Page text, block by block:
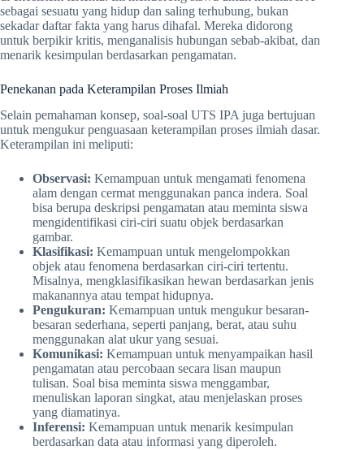
sebagai sesuatu yang hidup dan saling terhubung, bukan
sekadar daftar fakta yang harus dihafal. Mereka didorong
untuk berpikir kritis, menganalisis hubungan sebab-akibat, dan
menarik kesimpulan berdasarkan pengamatan.
Penekanan pada Keterampilan Proses Ilmiah
Selain pemahaman konsep, soal-soal UTS IPA juga bertujuan
untuk mengukur penguasaan keterampilan proses ilmiah dasar.
Keterampilan ini meliputi:
Observasi: Kemampuan untuk mengamati fenomena
alam dengan cermat menggunakan panca indera. Soal
bisa berupa deskripsi pengamatan atau meminta siswa
mengidentifikasi ciri-ciri suatu objek berdasarkan
gambar.
Klasifikasi: Kemampuan untuk mengelompokkan
objek atau fenomena berdasarkan ciri-ciri tertentu.
Misalnya, mengklasifikasikan hewan berdasarkan jenis
makanannya atau tempat hidupnya.
Pengukuran: Kemampuan untuk mengukur besaran-
besaran sederhana, seperti panjang, berat, atau suhu
menggunakan alat ukur yang sesuai.
Komunikasi: Kemampuan untuk menyampaikan hasil
pengamatan atau percobaan secara lisan maupun
tulisan. Soal bisa meminta siswa menggambar,
menuliskan laporan singkat, atau menjelaskan proses
yang diamatinya.
Inferensi: Kemampuan untuk menarik kesimpulan
berdasarkan data atau informasi yang diperoleh.